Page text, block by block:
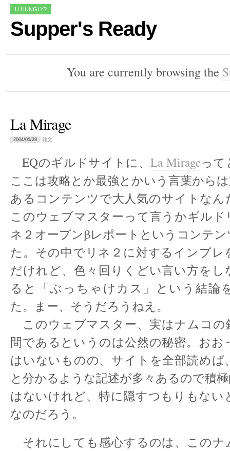
U HUNGLY?
Supper's Ready
You are currently browsing the
La Mirage
2004/05/28 雑文
EQのギルドサイトに、La Mirageって
ここは攻略とか最強とかいう言葉から
あるコンテンツで大人気のサイトなん
このウェブマスターって言うかギルド
ネ２オープンβレポートというコンテ
た。その中でリネ２に対するインプレ
だけれど、色々回りくどい言い方をし
ると「ぶっちゃけカス」という結論
た。まー、そうだろうねえ。
このウェブマスター、実はナムコの
間であるというのは公然の秘密。おお
はいないものの、サイトを全部読めば
と分かるような記述が多々あるので積
はないけれど、特に隠すつもりもない
なのだろう。
それにしても感心するのは、このナ